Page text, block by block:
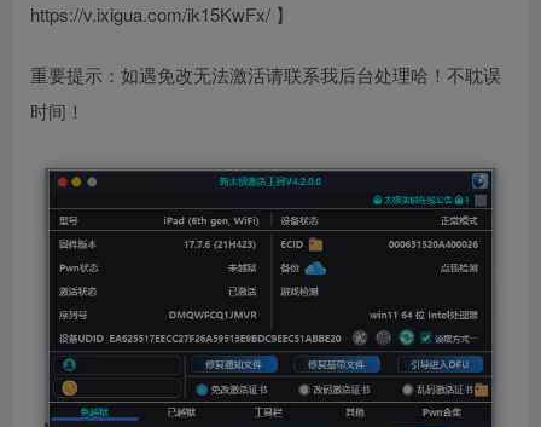
https://v.ixigua.com/ik15KwFx/ 】
重要提示：如遇免改无法激活请联系我后台处理哈！不耽误
时间！